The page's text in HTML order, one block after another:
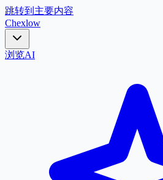
跳转到主要内容
Chexlow
浏览AI